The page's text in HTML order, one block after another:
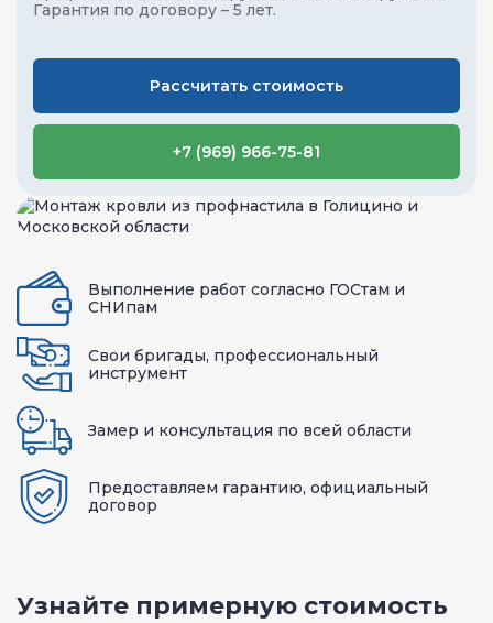
Гарантия по договору – 5 лет.
Рассчитать стоимость
+7 (969) 966-75-81
Выполнение работ согласно ГОСтам и
СНИпам
Свои бригады, профессиональный
инструмент
Замер и консультация по всей области
Предоставляем гарантию, официальный
договор
Узнайте примерную стоимость